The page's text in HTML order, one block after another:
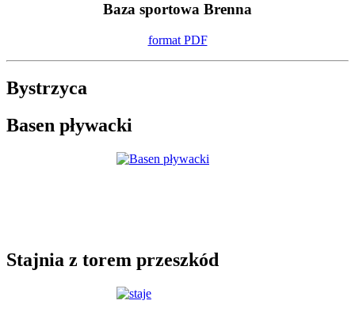
Baza sportowa Brenna
format PDF
Bystrzyca
Basen pływacki
Stajnia z torem przeszkód